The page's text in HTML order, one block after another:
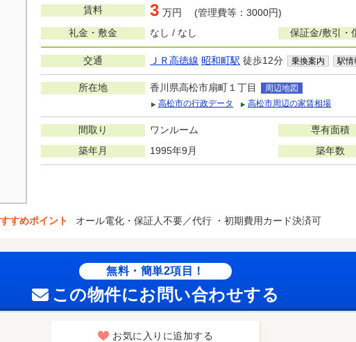
賃料 3 万円 (管理費等：3000円)
礼金・敷金
なし / なし 保証金/敷引・
交通 ＪＲ高徳線 昭和町駅 徒歩12分 乗換案内 駅情
所在地 香川県高松市扇町１丁目
周辺地図
高松市の行政データ
高松市周辺の家賃相場
間取り ワンルーム 専有面積
築年月 1995年9月 築年数
すめポイント オール電化・保証人不要／代行 ・初期費用カード決済可
無料・簡単2項目！
この物件にお問い合わせする
お気に入りに追加する